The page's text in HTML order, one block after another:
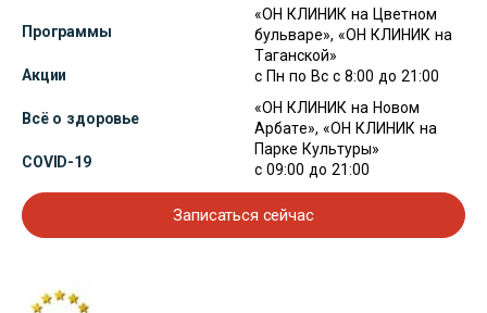
Программы
Акции
Всё о здоровье
COVID-19
«ОН КЛИНИК на Цветном
бульваре», «ОН КЛИНИК на
Таганской»
с Пн по Вс с 8:00 до 21:00
«ОН КЛИНИК на Новом
Арбате», «ОН КЛИНИК на
Парке Культуры»
с 09:00 до 21:00
Записаться сейчас